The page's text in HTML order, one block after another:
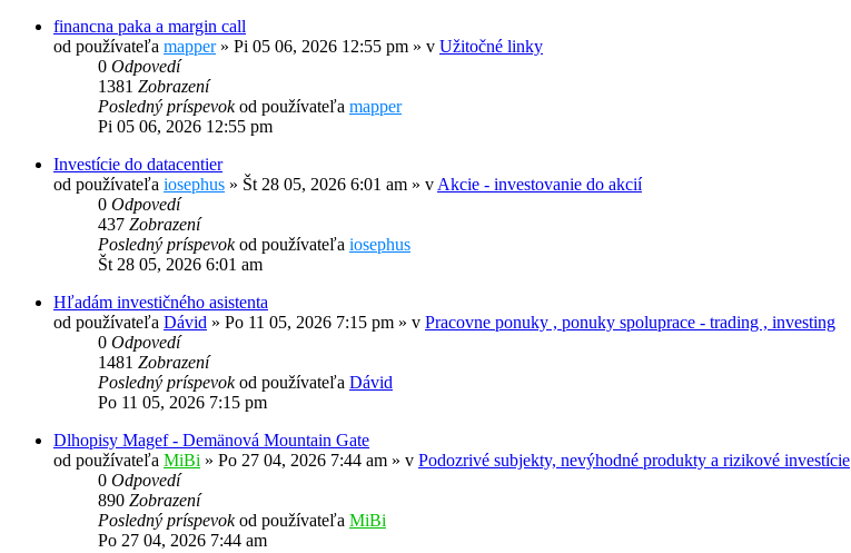
financna paka a margin call
od používateľa mapper» Pi 05 06, 2026 12:55 pm » v Užitočné linky
0 Odpovedí
1381 Zobrazení
Posledný príspevokod používateľa mapper
Pi 05 06, 2026 12:55 pm
Investície do datacentier
od používateľa iosephus » Št 28 05, 2026 6:01 am » vAkcie - investovanie do akcií
0 Odpovedí
437 Zobrazení
Posledný príspevokod používateľa iosephus
Št 28 05, 2026 6:01 am
Hľadám investičného asistenta
od používateľa Dávid » Po 11 05, 2026 7:15 pm » v Pracovne ponuky , ponuky spoluprace - trading , investing
0 Odpovedí
1481 Zobrazení
Posledný príspevokod používateľa Dávid
Po 11 05, 2026 7:15 pm
Dlhopisy Magef - Demänová Mountain Gate
od používateľa MiBi » Po 27 04, 2026 7:44 am » v Podozrivé subjekty, nevýhodné produkty a rizikové investície
0 Odpovedí
890 Zobrazení
Posledný príspevokod používateľa MiBi
Po 27 04, 2026 7:44 am